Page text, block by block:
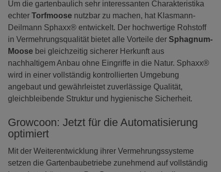
Um die gartenbaulich sehr interessanten Charakteristika
echter Torfmoose nutzbar zu machen, hat Klasmann-
Deilmann Sphaxx® entwickelt. Der hochwertige Rohstoff
in Vermehrungsqualität bietet alle Vorteile der Sphagnum-
Moose bei gleichzeitig sicherer Herkunft aus
nachhaltigem Anbau ohne Eingriffe in die Natur. Sphaxx®
wird in einer vollständig kontrollierten Umgebung
angebaut und gewährleistet zuverlässige Qualität,
gleichbleibende Struktur und hygienische Sicherheit.
Growcoon: Jetzt für die Automatisierung
optimiert
Mit der Weiterentwicklung ihrer Vermehrungssysteme
setzen die Gartenbaubetriebe zunehmend auf vollständig